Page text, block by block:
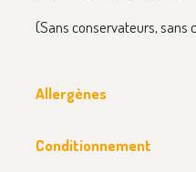
(Sans conservateurs, sans
Allergènes
Conditionnement